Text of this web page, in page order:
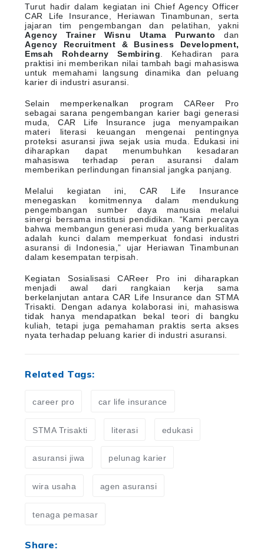
Turut hadir dalam kegiatan ini Chief Agency Officer
CAR Life Insurance, Heriawan Tinambunan, serta
jajaran tim pengembangan dan pelatihan, yakni
Agency Trainer Wisnu Utama Purwanto
dan
Agency Recruitment & Business Development,
Emsah Rohdearny Sembiring . Kehadiran para
praktisi ini memberikan nilai tambah bagi mahasiswa
untuk memahami langsung dinamika dan peluang
karier di industri asuransi.
Selain memperkenalkan program CAReer Pro
sebagai sarana pengembangan karier bagi generasi
muda, CAR Life Insurance juga menyampaikan
materi literasi keuangan mengenai pentingnya
proteksi asuransi jiwa sejak usia muda. Edukasi ini
diharapkan dapat menumbuhkan kesadaran
mahasiswa terhadap peran asuransi dalam
memberikan perlindungan finansial jangka panjang.
Melalui kegiatan ini, CAR Life Insurance
menegaskan komitmennya dalam mendukung
pengembangan sumber daya manusia melalui
sinergi bersama institusi pendidikan. “Kami percaya
bahwa membangun generasi muda yang berkualitas
adalah kunci dalam memperkuat fondasi industri
asuransi di Indonesia,” ujar Heriawan Tinambunan
dalam kesempatan terpisah.
Kegiatan Sosialisasi CAReer Pro ini diharapkan
menjadi awal dari rangkaian kerja sama
berkelanjutan antara CAR Life Insurance dan STMA
Trisakti. Dengan adanya kolaborasi ini, mahasiswa
tidak hanya mendapatkan bekal teori di bangku
kuliah, tetapi juga pemahaman praktis serta akses
nyata terhadap peluang karier di industri asuransi.
Related Tags:
career pro car life insurance
STMA Trisakti literasi edukasi
asuransi jiwa pelunag karier
wira usaha agen asuransi
tenaga pemasar
Share: